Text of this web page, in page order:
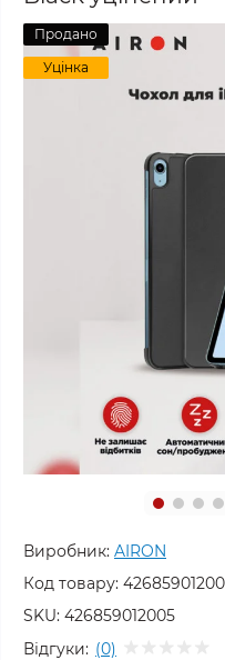
Продано
Уцінка
Виробник: AIRON
Код товару:
SKU: 426859012005
Відгуки: (0)